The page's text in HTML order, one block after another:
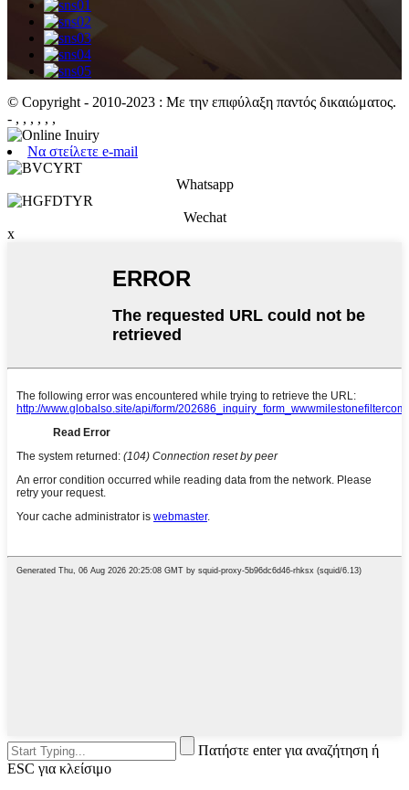
© Copyright - 2010-2023 : Με την επιφύλαξη παντός δικαιώματος.
- , , , , , ,
Να στείλετε e-mail
Whatsapp
Wechat
x
Πατήστε enter για αναζήτηση ή
ESC για κλείσιμο